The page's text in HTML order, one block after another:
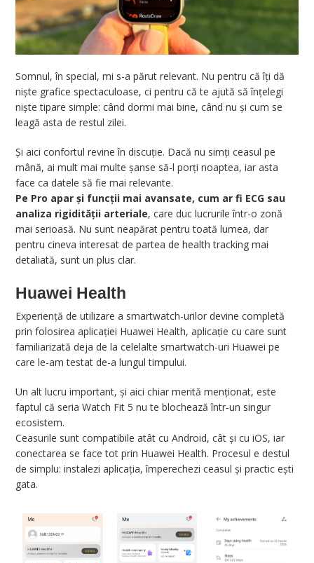
Somnul, în special, mi s-a părut relevant. Nu pentru că îți dă
niște grafice spectaculoase, ci pentru că te ajută să înțelegi
niște tipare simple: când dormi mai bine, când nu și cum se
leagă asta de restul zilei.
Și aici confortul revine în discuție. Dacă nu simți ceasul pe
mână, ai mult mai multe șanse să-l porți noaptea, iar asta
face ca datele să fie mai relevante.
Pe Pro apar și funcții mai avansate, cum ar fi ECG sau
analiza rigidității arteriale, care duc lucrurile într-o zonă
mai serioasă. Nu sunt neapărat pentru toată lumea, dar
pentru cineva interesat de partea de health tracking mai
detaliată, sunt un plus clar.
Huawei Health
Experiență de utilizare a smartwatch-urilor devine completă
prin folosirea aplicației Huawei Health, aplicație cu care sunt
familiarizată deja de la celelalte smartwatch-uri Huawei pe
care le-am testat de-a lungul timpului.
Un alt lucru important, și aici chiar merită menționat, este
faptul că seria Watch Fit 5 nu te blochează într-un singur
ecosistem.
Ceasurile sunt compatibile atât cu Android, cât și cu iOS, iar
conectarea se face tot prin Huawei Health. Procesul e destul
de simplu: instalezi aplicația, împerechezi ceasul și practic ești
gata.